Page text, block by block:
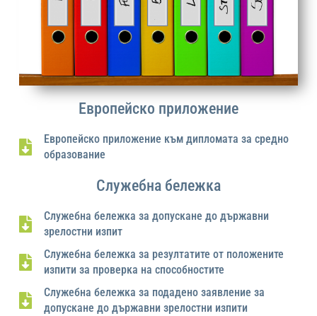
Европейско приложение
Европейско приложение към дипломата за средно
образование
Служебна бележка
Служебна бележка за допускане до държавни
зрелостни изпит
Служебна бележка за резултатите от положените
изпити за проверка на способностите
Служебна бележка за подадено заявление за
допускане до държавни зрелостни изпити